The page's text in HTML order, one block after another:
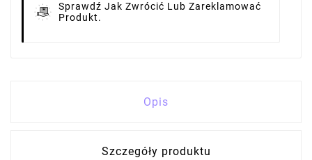
Sprawdź Jak Zwrócić Lub Zareklamować
Produkt.
Opis
Szczegóły produktu